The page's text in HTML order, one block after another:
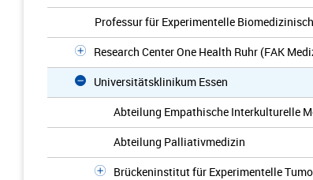
Professur für Experimentelle
Research Center One Health Ruhr (FAK
Universitätsklinikum Essen
Abteilung Empathische Interkulturelle
Abteilung Palliativmedizin
Brückeninstitut für Experimentelle